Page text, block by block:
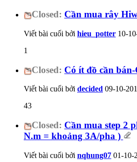
Closed: Cần mua rây
Viết bài cuối bởi hieu_potter 10-
1
Closed: Có ít đồ cần
Viết bài cuối bởi decided 09-10-
43
Closed: Cần mua step 2
N.m = khoảng 3A/pha )
Viết bài cuối bởi nqhung07 01-10-